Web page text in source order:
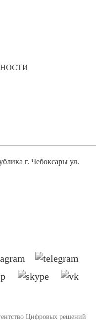
г. Чебоксары ул.
Цифровых решений